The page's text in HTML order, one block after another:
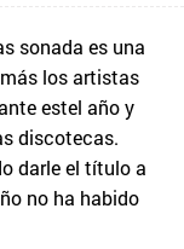
sonada es una
los artistas
estel año y
discotecas.
darle el título a
no ha habido